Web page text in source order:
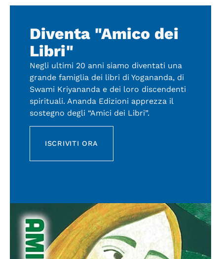
Diventa "Amico dei
Libri"
Negli ultimi 20 anni siamo diventati una
grande famiglia dei libri di Yogananda, di
Swami Kriyananda e dei loro discendenti
spirituali. Ananda Edizioni apprezza il
sostegno degli “Amici dei Libri”.
ISCRIVITI ORA